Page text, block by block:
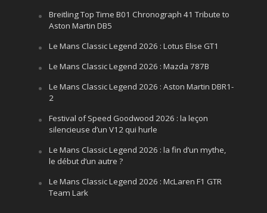
Breitling Top Time B01 Chronograph 41 Tribute to
Aston Martin DB5
Le Mans Classic Legend 2026 : Lotus Elise GT1
Le Mans Classic Legend 2026 : Mazda 787B
Le Mans Classic Legend 2026 : Aston Martin DBR1-
2
Festival of Speed Goodwood 2026 : la leçon
silencieuse d’un V12 qui hurle
Le Mans Classic Legend 2026 : la fin d’un mythe,
le début d’un autre ?
Le Mans Classic Legend 2026 : McLaren F1 GTR
Team Lark